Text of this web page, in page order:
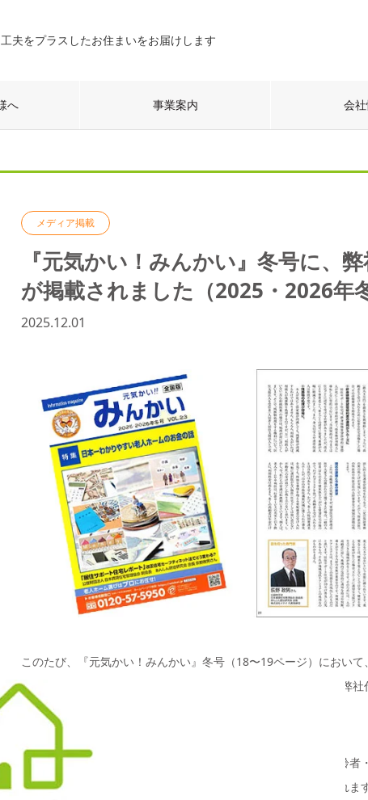
夫をプラスしたお住まいをお届けします
へ 事業案内 会
メディア掲載
『元気かい！みんかい』冬号に、
が掲載されました（2025・2026年
2025.12.01
このたび、『元気かい！みんかい』冬号（18〜19ページ）におい
る？ 空き家は老人ホームの役割を担えるのか！」をテーマに、弊
た。
2025年10月1日施行の改正・住宅セーフティネット法では、高齢
方々を支援するために、新たに「居住サポート住宅」が創設されます